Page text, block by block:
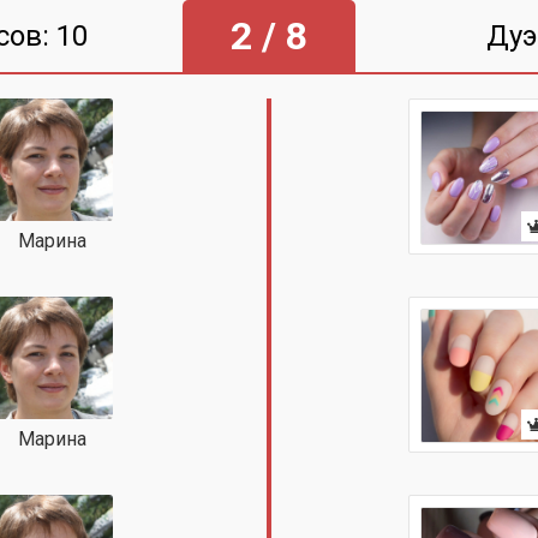
10 2 / 8
Марина
Марина